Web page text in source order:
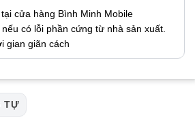
cửa hàng Bình Minh Mobile
có lỗi phần cứng từ nhà sản xuất.
gian giãn cách
TỰ